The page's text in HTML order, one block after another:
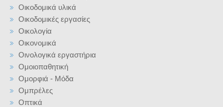
Οικοδομικά υλικά
Οικοδομικές εργασίες
Οικολογία
Οικονομικά
Οινολογικά εργαστήρια
Ομοιοπαθητική
Ομορφιά - Μόδα
Ομπρέλες
Οπτικά